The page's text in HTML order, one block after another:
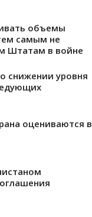
объемы
самым не
Штатам в войне
снижении уровня
оцениваются в